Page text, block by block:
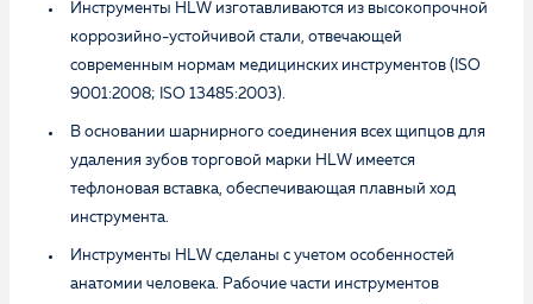
Инструменты HLW изготавливаются из высокопрочной
коррозийно-устойчивой стали, отвечающей
современным нормам медицинских инструментов (ISO
9001:2008; ISO 13485:2003).
В основании шарнирного соединения всех щипцов для
удаления зубов торговой марки HLW имеется
тефлоновая вставка, обеспечивающая плавный ход
инструмента.
Инструменты HLW сделаны с учетом особенностей
анатомии человека. Рабочие части инструментов